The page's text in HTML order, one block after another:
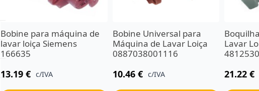
Bobine para máquina de
lavar loiça Siemens
166635
13.19€ c/IVA
Bobine Universal para
Máquina de Lavar Loiça
0887038001116
10.46 € c/IVA
Lavar
21.22€